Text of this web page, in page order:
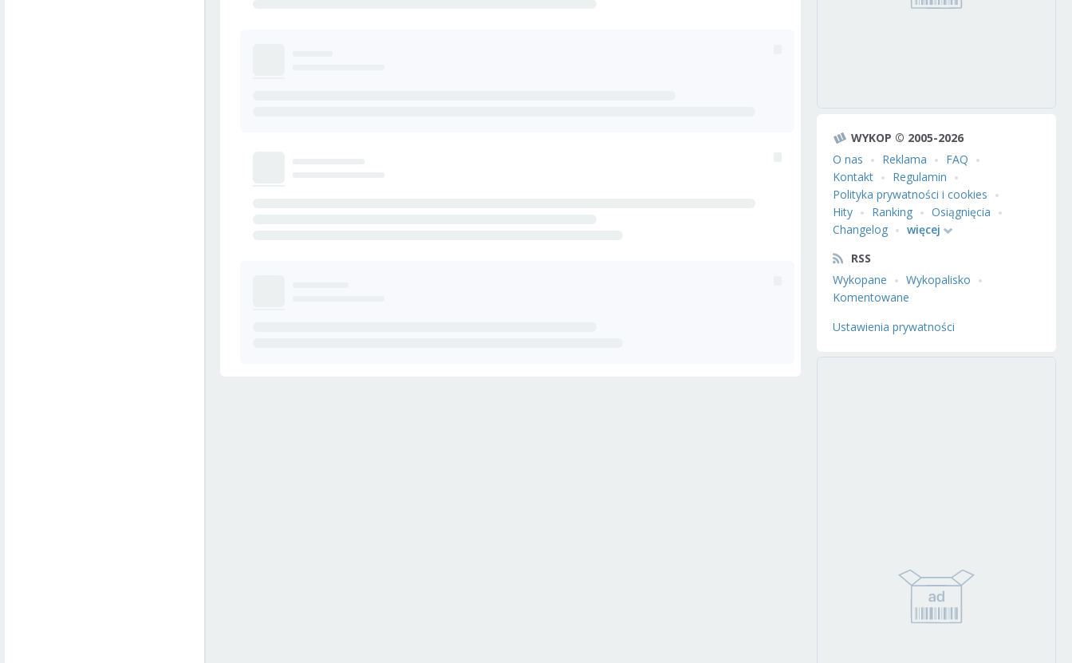
WYKOP © 2005-2026
O nas
Reklama
FAQ
Kontakt
Regulamin
Polityka prywatności i cookies
Hity
Ranking
Osiągnięcia
Changelog
więcej
RSS
Wykopane
Wykopalisko
Komentowane
Ustawienia prywatności